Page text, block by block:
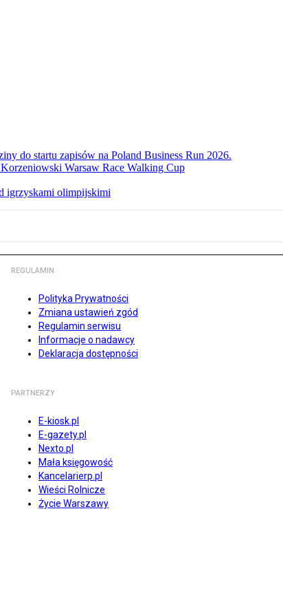
do startu zapisów na Poland Business Run 2026.
Warsaw Race Walking Cup
igrzyskami olimpijskimi
REGULAMIN
Polityka Prywatności
Zmiana ustawień zgód
Regulamin serwisu
Informacje o nadawcy
Deklaracja dostępności
PARTNERZY
E-kiosk.pl
E-gazety.pl
Nexto.pl
Mała księgowość
Kancelarierp.pl
Wieści Rolnicze
Życie Warszawy